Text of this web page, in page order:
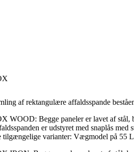
af rektangulære affaldsspande
WOOD: Begge paneler er lavet af
er udstyret med snaplås med
tilgængelige varianter: Vægmodel på 55